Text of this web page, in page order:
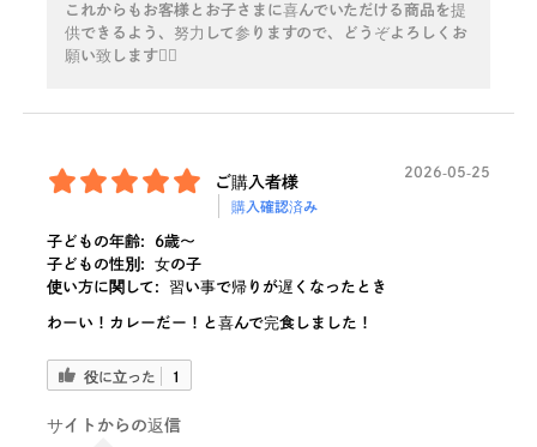
これからもお客様とお子さまに喜んでいただける商品を提
供できるよう、努力して参りますので、どうぞよろしくお
願い致します🙇‍♀️
ご購入者様
購入確認済み
2026-05-25
子どもの年齢:
6歳〜
子どもの性別:
女の子
使い方に関して:
習い事で帰りが遅くなったとき
わーい！カレーだー！と喜んで完食しました！
役に立った 1
サイトからの返信